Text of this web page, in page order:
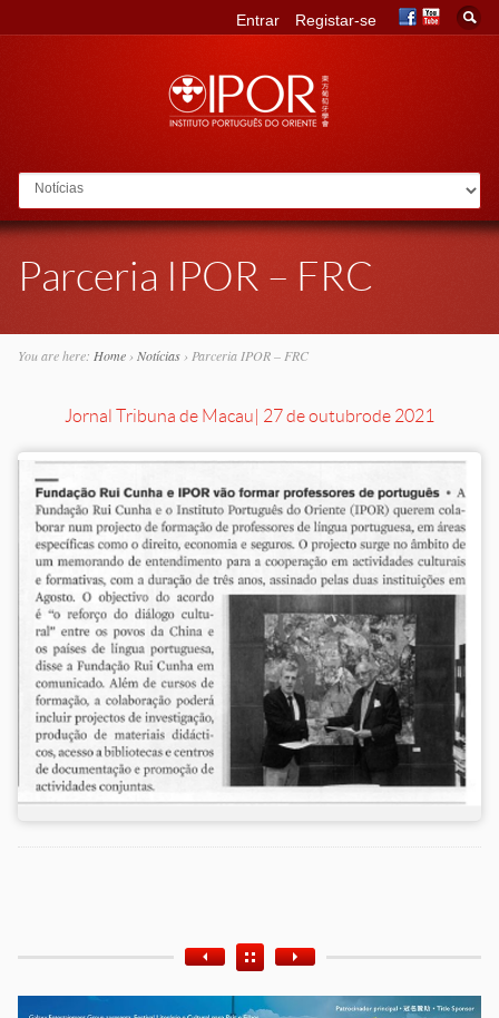
Go to:
Entrar Registar-se
Parceria IPOR – FRC
You are here: Home› Notícias› Parceria IPOR – FRC
Jornal Tribuna de Macau| 27 de outubrode 2021